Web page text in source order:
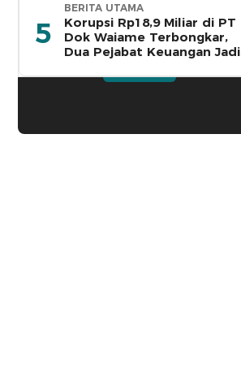
5
BERITA UTAMA
Korupsi Rp18,9 Miliar di PT
Dok Waiame Terbongkar,
Dua Pejabat Keuangan Jadi